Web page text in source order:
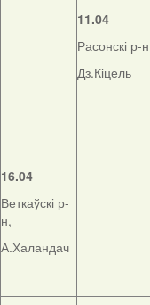
11.04
Расонскі р-
Дз.Кіцель
16.04
Веткаўскі р-
н,
А.Халандач